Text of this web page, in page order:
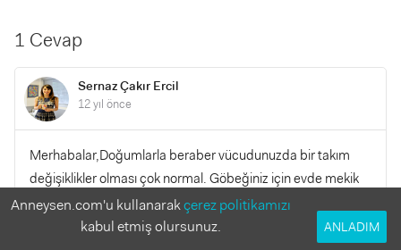
1 Cevap
Sernaz Çakır Ercil
12 yıl önce
Merhabalar,Doğumlarla beraber vücudunuzda bir takım
değişiklikler olması çok normal. Göbeğiniz için evde mekik
çekebilirsiniz, pilatese gidebilirsiniz. Ya da düzenli masaj
yaptırabilirsiniz. Göbek bölgeniz tamamen kaybolmasa da
Anneysen.com'u kullanarakçerez politikamızı
kabul etmiş olursunuz.
ANLADIM